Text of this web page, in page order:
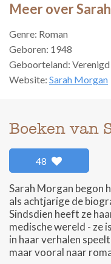
Meer over
Genre: Roman
Geboren: 1948
Geboorteland:
Website: Sarah Morgan
Boeken van
48
Sarah Morgan begon
als achtjarige de
Sindsdien heeft ze
medische wereld - ze
in haar verhalen
maar vooral naar